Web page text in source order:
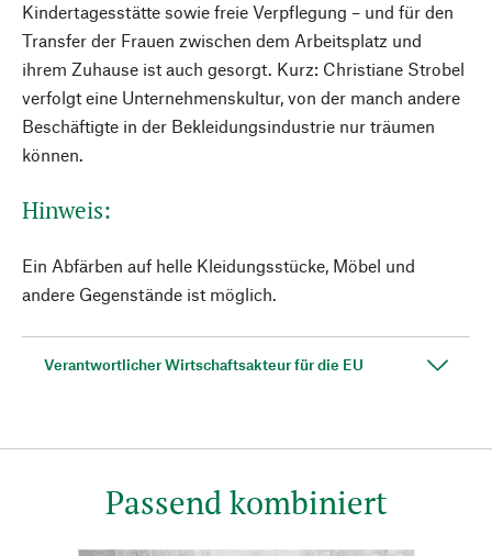
Kindertagesstätte sowie freie Verpflegung – und für den
Transfer der Frauen zwischen dem Arbeitsplatz und
ihrem Zuhause ist auch gesorgt. Kurz: Christiane Strobel
verfolgt eine Unternehmenskultur, von der manch andere
Beschäftigte in der Bekleidungsindustrie nur träumen
können.
Hinweis:
Ein Abfärben auf helle Kleidungsstücke, Möbel und
andere Gegenstände ist möglich.
Verantwortlicher Wirtschaftsakteur für die EU
Passend kombiniert